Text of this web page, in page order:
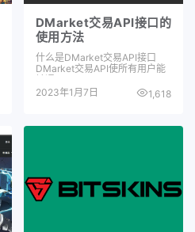
DMarket交易API接口的
使用方法
什么是DMarket交易API接口
DMarket交易API使所有用户能
2023年1月7日
1,618